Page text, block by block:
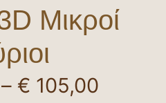
Μικροί
– € 105,00